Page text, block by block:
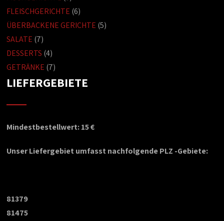
FLEISCHGERICHTE (6)
ÜBERBACKENE GERICHTE (5)
SALATE (7)
DESSERTS (4)
GETRÄNKE (7)
LIEFERGEBIETE
Mindestbestellwert: 15 €
Unser Liefergebiet umfasst nachfolgende PLZ -Gebiete:
81379
81475